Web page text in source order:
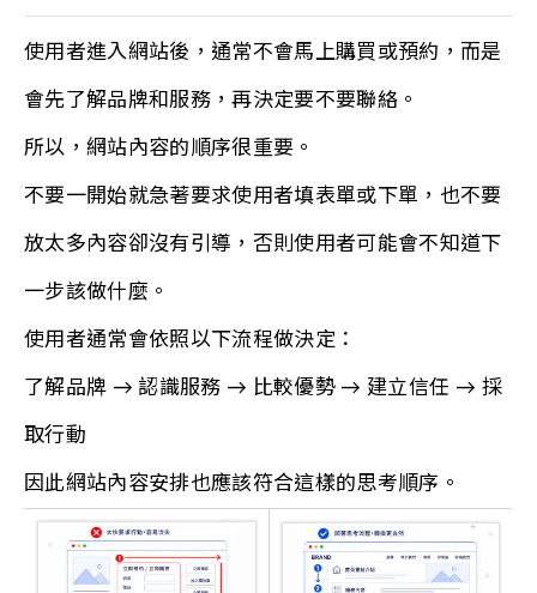
使用者進入網站後，通常不會馬上購買或預約，而是
會先了解品牌和服務，再決定要不要聯絡。
所以，網站內容的順序很重要。
不要一開始就急著要求使用者填表單或下單，也不要
放太多內容卻沒有引導，否則使用者可能會不知道下
一步該做什麼。
使用者通常會依照以下流程做決定：
了解品牌 → 認識服務 → 比較優勢 → 建立信任 → 採
取行動
因此網站內容安排也應該符合這樣的思考順序。